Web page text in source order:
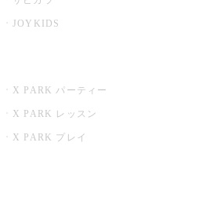
JOYKIDS
X PARK パーティー
X PARK レッスン
X PARK プレイ